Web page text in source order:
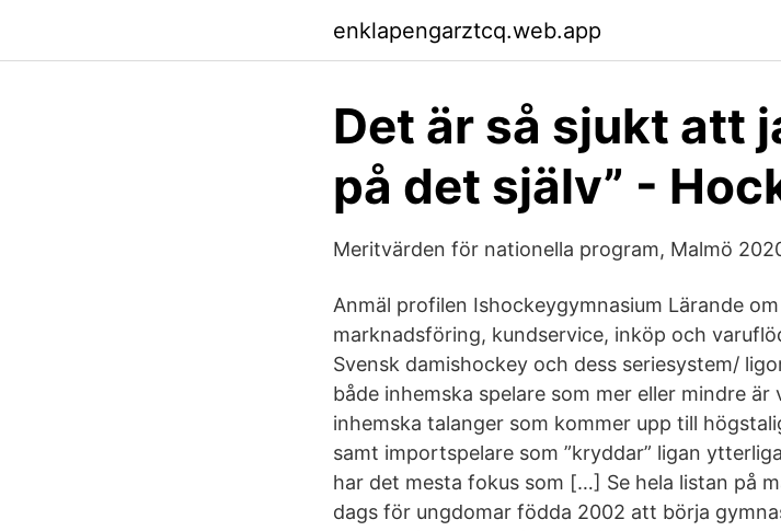
enklapengarztcq.web.app
Det är så sjukt att
på det själv” -
Meritvärden för nationella program, Malmö
Anmäl profilen Ishockeygymnasium Lärande
marknadsföring, kundservice, inköp och
Svensk damishockey och dess seriesystem/
både inhemska spelare som mer eller mindre är
inhemska talanger som kommer upp till
samt importspelare som ”kryddar” ligan
har det mesta fokus som […] Se hela listan på
dags för ungdomar födda 2002 att börja